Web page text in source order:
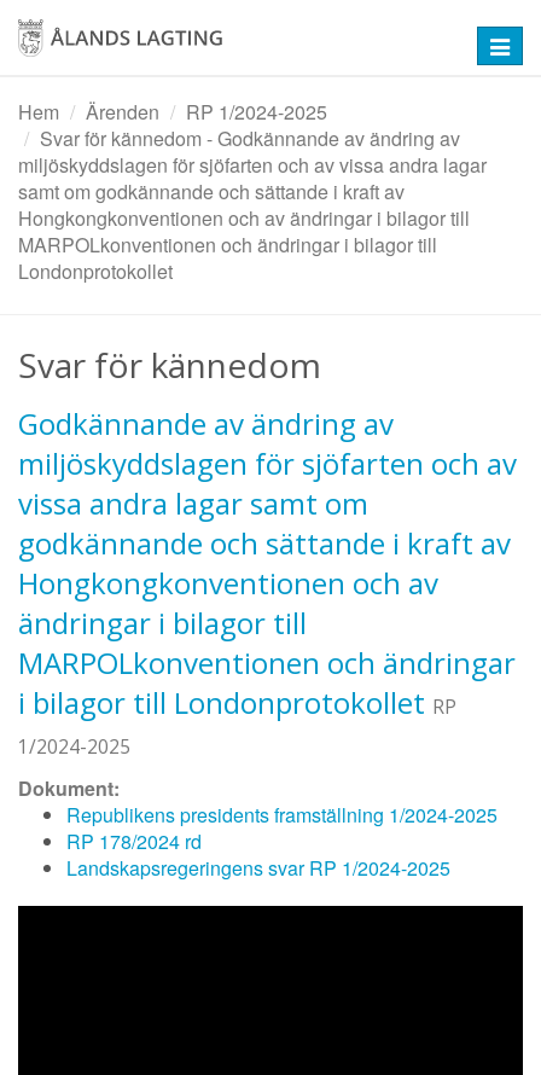
Hoppa
huvudinnehåll
Hem
Ärenden
RP 1/2024-2025
Svar för kännedom - Godkännande av ändring av
miljöskyddslagen för sjöfarten och av vissa andra lagar
samt om godkännande och sättande i kraft av
Hongkongkonventionen och av ändringar i bilagor till
MARPOLkonventionen och ändringar i bilagor till
Londonprotokollet
Svar för kännedom
Godkännande av ändring av
miljöskyddslagen för sjöfarten och av
vissa andra lagar samt om
godkännande och sättande i kraft av
Hongkongkonventionen och av
ändringar i bilagor till
MARPOLkonventionen och ändringar
i bilagor till Londonprotokollet RP
1/2024-2025
Dokument:
Republikens presidents framställning 1/2024-2025
RP 178/2024 rd
Landskapsregeringens svar RP 1/2024-2025